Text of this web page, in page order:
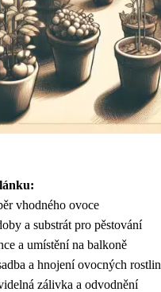
vhodného ovoce
a substrát pro pěstování
a umístění na balkoně
a hnojení ovocných rostlin
zálivka a odvodnění